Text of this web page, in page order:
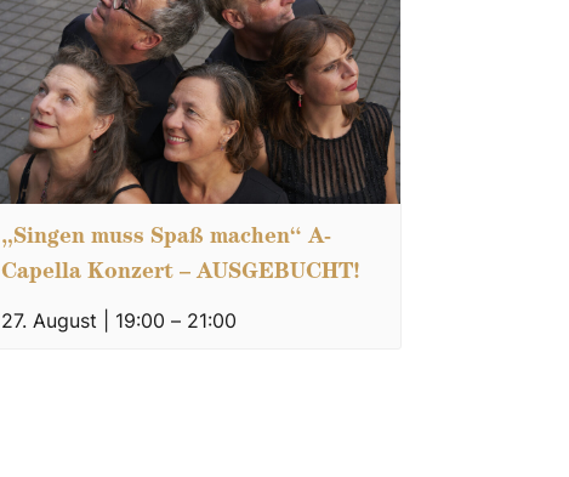
„Singen muss Spaß machen“ A-
Capella Konzert – AUSGEBUCHT!
27. August | 19:00 – 21:00